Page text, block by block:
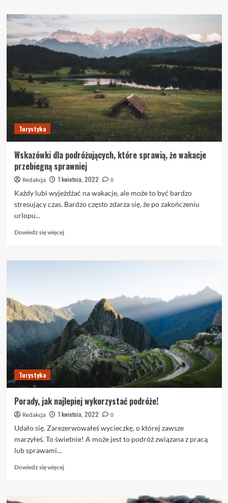
o
to
nie
jest
słowo:
Wskazówki,
które
pomogą
to
zrozumieć
Turystyka
Wskazówki dla podróżujących, które sprawią, że wakacje
przebiegną sprawniej
Redakcja 1 kwietnia, 2022
0
Każdy lubi wyjeżdżać na wakacje, ale może to być bardzo
stresujący czas. Bardzo często zdarza się, że po zakończeniu
urlopu...
Dowiedz się więcejDowiedz
o
sprawią,
że
wakacje
przebiegną
sprawniej
Turystyka
Porady, jak najlepiej wykorzystać podróże!
Redakcja 1 kwietnia, 2022
0
Udało się. Zarezerwowałeś wycieczkę, o której zawsze
marzyłeś. To świetnie! A może jest to podróż związana z pracą
lub sprawami...
Dowiedz się więcejDowiedz